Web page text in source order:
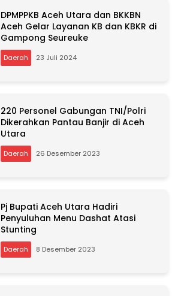
DPMPPKB Aceh Utara dan BKKBN
Aceh Gelar Layanan KB dan KBKR di
Gampong Seureuke
Daerah 23 Juli 2024
220 Personel Gabungan TNI/Polri
Dikerahkan Pantau Banjir di Aceh
Utara
Daerah 26 Desember 2023
Pj Bupati Aceh Utara Hadiri
Penyuluhan Menu Dashat Atasi
Stunting
Daerah 8 Desember 2023